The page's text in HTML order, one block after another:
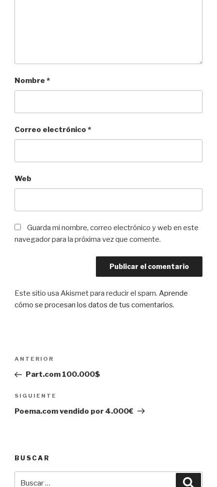
Nombre *
Correo electrónico *
Web
Guarda mi nombre, correo electrónico y web en este
navegador para la próxima vez que comente.
Este sitio usa Akismet para reducir el spam. Aprende
cómo se procesan los datos de tus comentarios.
entradas
Entrada
anterior:
ANTERIOR
Part.com 100.000$
Siguiente
entrada
SIGUIENTE
Poema.com vendido por 4.000€
BUSCAR